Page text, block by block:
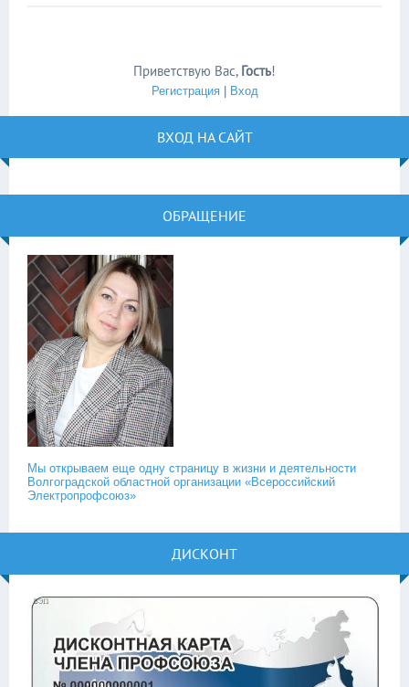
Приветствую Вас, Гость!
Регистрация| Вход
ВХОД НА САЙТ
ОБРАЩЕНИЕ
Мы открываем еще одну страницу в жизни и деятельности
Волгоградской областной организации «Всероссийский
Электропрофсоюз»
ДИСКОНТ